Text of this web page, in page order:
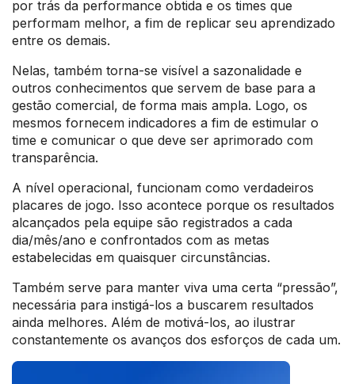
por trás da performance obtida e os times que
performam melhor, a fim de replicar seu aprendizado
entre os demais.
Nelas, também torna-se visível a sazonalidade e
outros conhecimentos que servem de base para a
gestão comercial, de forma mais ampla. Logo, os
mesmos fornecem indicadores a fim de estimular o
time e comunicar o que deve ser aprimorado com
transparência.
A nível operacional, funcionam como verdadeiros
placares de jogo. Isso acontece porque os resultados
alcançados pela equipe são registrados a cada
dia/mês/ano e confrontados com as metas
estabelecidas em quaisquer circunstâncias.
Também serve para manter viva uma certa “pressão”,
necessária para instigá-los a buscarem resultados
ainda melhores. Além de motivá-los, ao ilustrar
constantemente os avanços dos esforços de cada um.